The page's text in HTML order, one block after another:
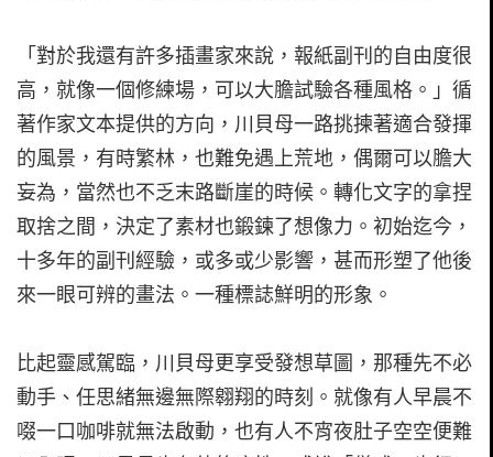
「對於我還有許多插畫家來說，報紙副刊的自由度很
高，就像一個修練場，可以大膽試驗各種風格。」循
著作家文本提供的方向，川貝母一路挑揀著適合發揮
的風景，有時繁林，也難免遇上荒地，偶爾可以膽大
妄為，當然也不乏末路斷崖的時候。轉化文字的拿捏
取捨之間，決定了素材也鍛鍊了想像力。初始迄今，
十多年的副刊經驗，或多或少影響，甚而形塑了他後
來一眼可辨的畫法。一種標誌鮮明的形象。
比起靈感駕臨，川貝母更享受發想草圖，那種先不必
動手、任思緒無邊無際翱翔的時刻。就像有人早晨不
啜一口咖啡就無法啟動，也有人不宵夜肚子空空便難